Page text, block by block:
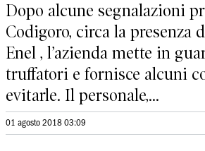
Dopo alcune segnalazioni
Codigoro, circa la presenza
Enel , l’azienda mette in
truffatori e fornisce alcuni
evitarle. Il personale,...
01 agosto 2018 03:09